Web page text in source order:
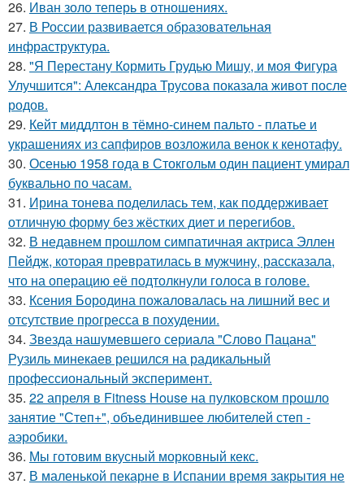
26. Иван золо теперь в отношениях.
27. В России развивается образовательная
инфраструктура.
28. "Я Перестану Кормить Грудью Мишу, и моя Фигура
Улучшится": Александра Трусова показала живот после
родов.
29. Кейт миддлтон в тёмно-синем пальто - платье и
украшениях из сапфиров возложила венок к кенотафу.
30. Осенью 1958 года в Стокгольм один пациент умирал
буквально по часам.
31. Ирина тонева поделилась тем, как поддерживает
отличную форму без жёстких диет и перегибов.
32. В недавнем прошлом симпатичная актриса Эллен
Пейдж, которая превратилась в мужчину, рассказала,
что на операцию её подтолкнули голоса в голове.
33. Ксения Бородина пожаловалась на лишний вес и
отсутствие прогресса в похудении.
34. Звезда нашумевшего сериала "Слово Пацана"
Рузиль минекаев решился на радикальный
профессиональный эксперимент.
35. 22 апреля в Fitness House на пулковском прошло
занятие "Степ+", объединившее любителей степ -
аэробики.
36. Мы готовим вкусный морковный кекс.
37. В маленькой пекарне в Испании время закрытия не